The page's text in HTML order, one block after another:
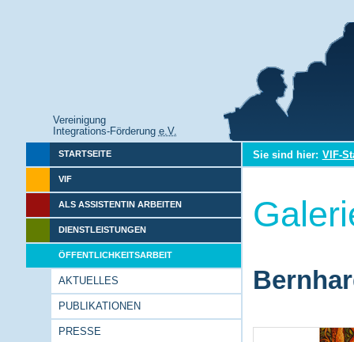
Vereinigung
Integrations-Förderung e.V.
STARTSEITE
VIF
ALS ASSISTENTIN ARBEITEN
DIENSTLEISTUNGEN
ÖFFENTLICHKEITSARBEIT
AKTUELLES
PUBLIKATIONEN
PRESSE
Sie sind hier: VIF-